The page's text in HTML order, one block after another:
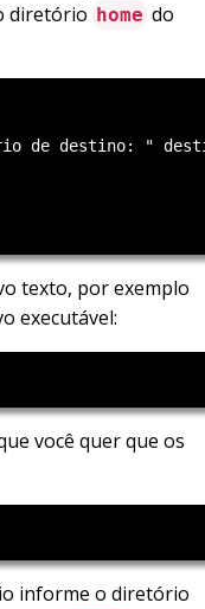
diretório home do
de destino: "
texto, por exemplo
executável:
você quer que os
informe o diretório